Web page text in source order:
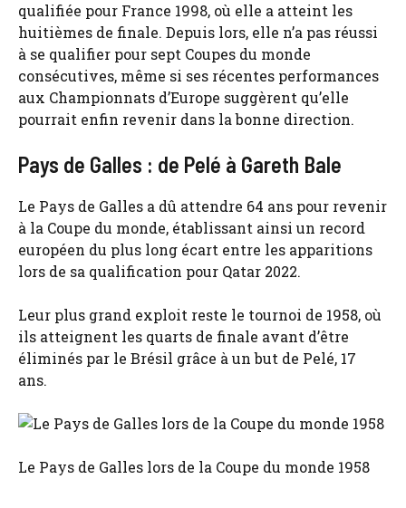
qualifiée pour France 1998, où elle a atteint les
huitièmes de finale. Depuis lors, elle n’a pas réussi
à se qualifier pour sept Coupes du monde
consécutives, même si ses récentes performances
aux Championnats d’Europe suggèrent qu’elle
pourrait enfin revenir dans la bonne direction.
Pays de Galles : de Pelé à Gareth Bale
Le Pays de Galles a dû attendre 64 ans pour revenir
à la Coupe du monde, établissant ainsi un record
européen du plus long écart entre les apparitions
lors de sa qualification pour Qatar 2022.
Leur plus grand exploit reste le tournoi de 1958, où
ils atteignent les quarts de finale avant d’être
éliminés par le Brésil grâce à un but de Pelé, 17
ans.
Le Pays de Galles lors de la Coupe du monde 1958